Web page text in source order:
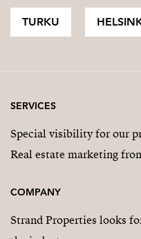
TURKU
SERVICES
Special visibility for our
Real estate marketing
COMPANY
Strand Properties looks